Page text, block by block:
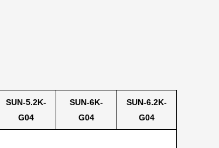
SUN-5.2K-
G04
SUN-6K-
G04
SUN-6.2K-
G04